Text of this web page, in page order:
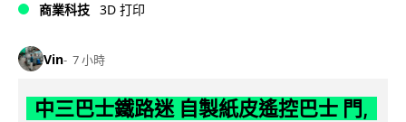
商業科技 3D 打印
Vin 7 小時
中三巴士鐵路迷 自製紙皮遙控巴士 門,